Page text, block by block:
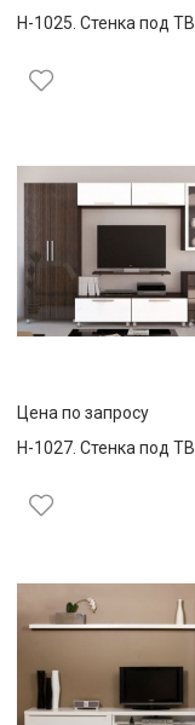
Н-1025. Стенка под ТВ
Цена по запросу
Н-1027. Стенка под ТВ